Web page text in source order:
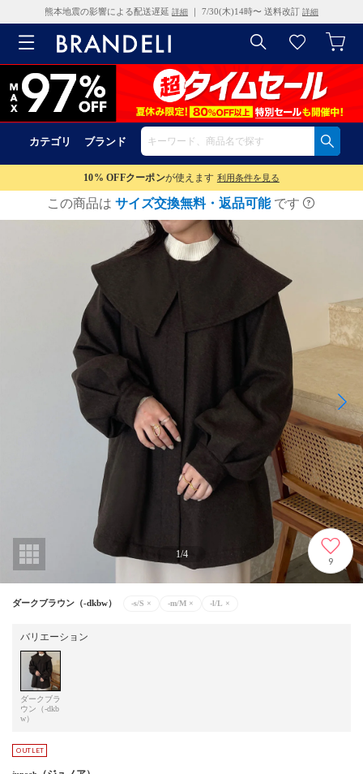
熊本地震の影響による配送遅延 詳細 ｜ 7/30(木)14時〜 送料改訂 詳細
カテゴリ ブランド
10% OFFクーポンが使えます 利用条件を見る
この商品は サイズ交換無料・返品可能 です
1/4
9
ダークブラウン（-dkbw） -s/S × -m/M × -l/L ×
バリエーション
ダークブラ
ウン（-dkb
w）